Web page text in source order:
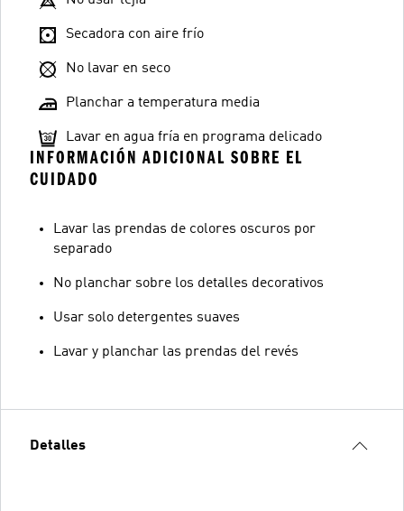
Secadora con aire frío
No lavar en seco
Planchar a temperatura media
Lavar en agua fría en programa delicado
INFORMACIÓN ADICIONAL SOBRE EL
CUIDADO
Lavar las prendas de colores oscuros por
separado
No planchar sobre los detalles decorativos
Usar solo detergentes suaves
Lavar y planchar las prendas del revés
Detalles